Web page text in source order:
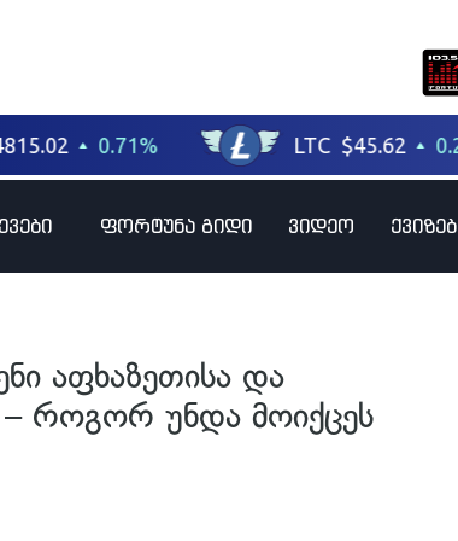
ფორტუნა გიდი ვიდეო
აფხაზეთისა და
– როგორ უნდა მოიქცეს